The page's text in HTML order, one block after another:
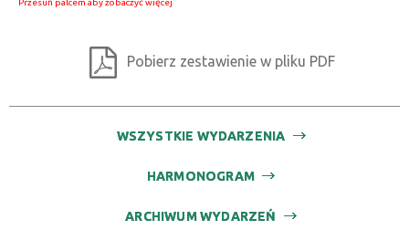
Pobierz zestawienie w pliku PDF
WSZYSTKIE WYDARZENIA
HARMONOGRAM
ARCHIWUM WYDARZEŃ